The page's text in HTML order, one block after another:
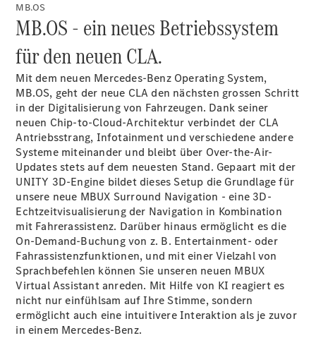
MB.OS
MB.OS - ein neues Betriebssystem
für den neuen CLA.
Mit dem neuen Mercedes-Benz Operating System,
MB.OS, geht der neue CLA den nächsten grossen Schritt
in der Digitalisierung von Fahrzeugen. Dank seiner
neuen Chip-to-Cloud-Architektur verbindet der CLA
Antriebsstrang, Infotainment und verschiedene andere
Systeme miteinander und bleibt über Over-the-Air-
Updates stets auf dem neuesten Stand. Gepaart mit der
UNITY 3D-Engine bildet dieses Setup die Grundlage für
unsere neue MBUX Surround Navigation - eine 3D-
Echtzeitvisualisierung der Navigation in Kombination
mit Fahrerassistenz. Darüber hinaus ermöglicht es die
On-Demand-Buchung von z. B. Entertainment- oder
Fahrassistenzfunktionen, und mit einer Vielzahl von
Sprachbefehlen können Sie unseren neuen MBUX
VirtualAssistantanreden. Mit Hilfe von KI reagiert es
nicht nur einfühlsam auf Ihre Stimme, sondern
ermöglicht auch eine intuitivere Interaktion als je zuvor
in einem Mercedes-Benz.